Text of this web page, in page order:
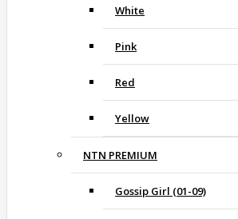
White
Pink
Red
Yellow
NTN PREMIUM
Gossip Girl (01-09)